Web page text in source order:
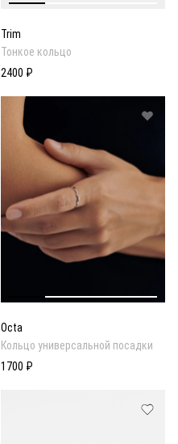
Trim
Тонкое кольцо
2400 ₽
Octa
Кольцо универсальной посадки
1700 ₽